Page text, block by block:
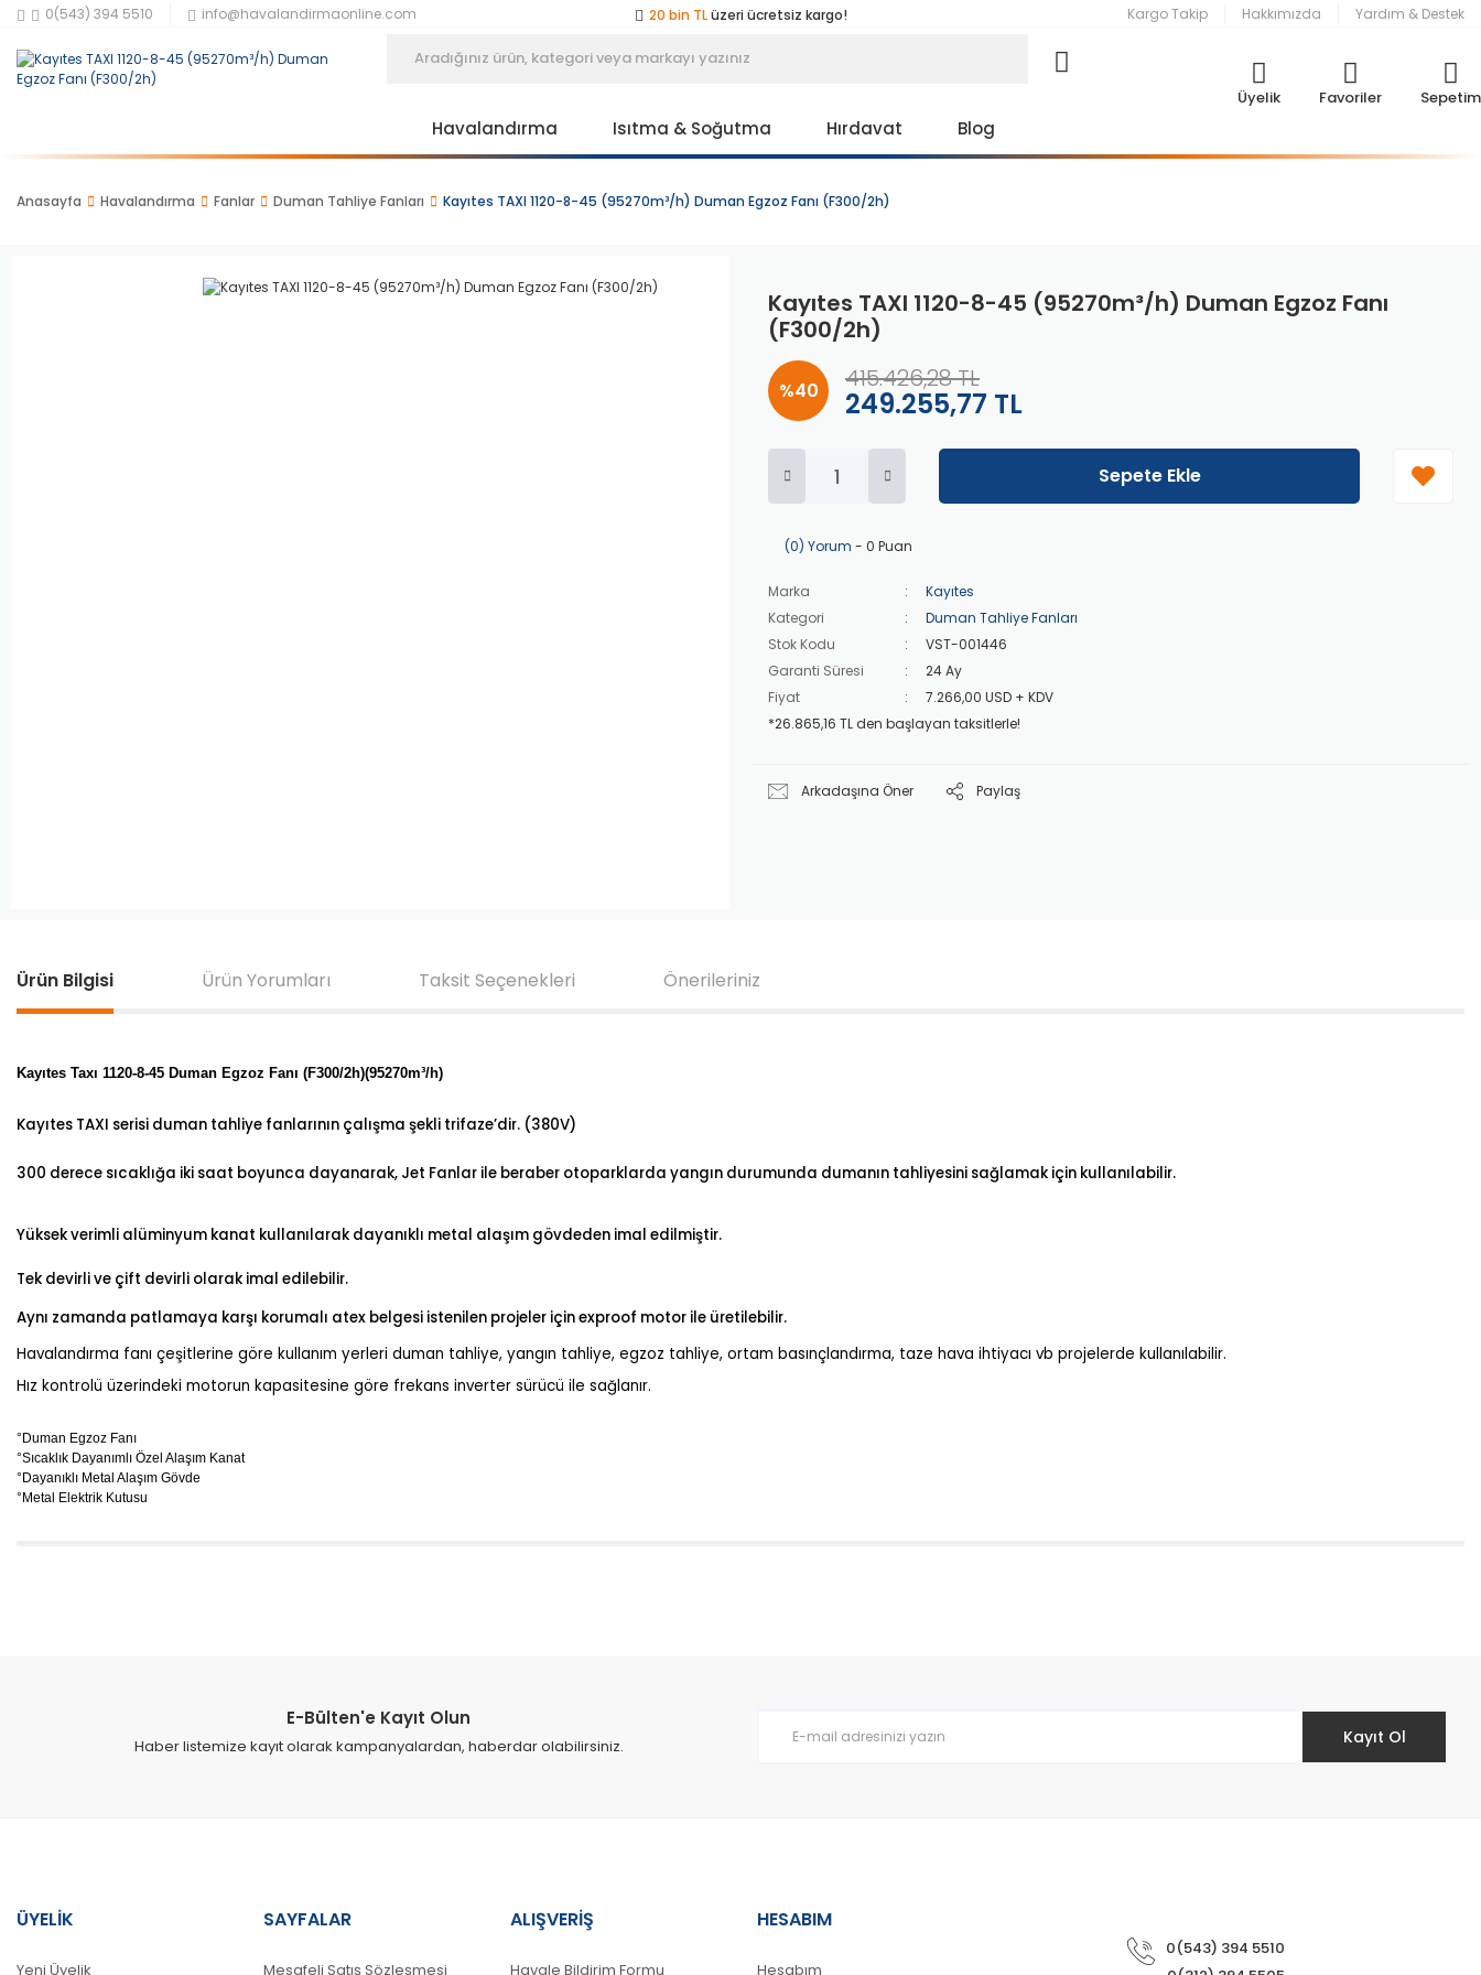
0(543) 394 5510 info@havalandirmaonline.com
20 bin TLüzeri ücretsiz kargo!
Peşin fiyatına3 taksit
20 bin TLüzeri ücretsiz kargo!
40 bin TLüzeri özel teklif!
Kargo Takip Hakkımızda Yardım & Destek
Üyelik Favoriler Sepetim
Havalandırma Isıtma & Soğutma Hırdavat Blog
Anasayfa Havalandırma Fanlar Duman Tahliye Fanları Kayıtes TAXI 1120-8-45 (95270m³/h) Duman Egzoz Fanı (F300/2h)
Kayıtes TAXI 1120-8-45 (95270m³/h) Duman Egzoz Fanı
(F300/2h)
%40 249.255,77 TL
415.426,28 TL
Sepete Ekle
(0) Yorum - 0 Puan
Marka
Kayıtes
Kategori
Duman Tahliye Fanları
Stok Kodu
VST-001446
Garanti Süresi
24 Ay
Fiyat
7.266,00 USD + KDV
*26.865,16 TL den başlayan taksitlerle!
Arkadaşına Öner Paylaş
Ürün Bilgisi Ürün Yorumları Taksit Seçenekleri Önerileriniz
Kayıtes Taxı 1120-8-45 Duman Egzoz Fanı (F300/2h)(95270m³/h)
Kayıtes TAXI serisi duman tahliye fanlarının çalışma şekli trifaze’dir. (380V)
300 derece sıcaklığa iki saat boyunca dayanarak, Jet Fanlar ile beraber otoparklarda yangın durumunda dumanın tahliyesini sağlamak için kullanılabilir.
Yüksek verimli alüminyum kanat kullanılarak dayanıklı metal alaşım gövdeden imal edilmiştir.
Tek devirli ve çift devirli olarak imal edilebilir.
Aynı zamanda patlamaya karşı korumalı atex belgesi istenilen projeler için exproof motor ile üretilebilir.
Havalandırma fanı çeşitlerine göre kullanım yerleri duman tahliye, yangın tahliye, egzoz tahliye, ortam basınçlandırma, taze hava ihtiyacı vb projelerde kullanılabilir.
Hız kontrolü üzerindeki motorun kapasitesine göre frekans inverter sürücü ile sağlanır.
°Duman Egzoz Fanı
°Sıcaklık Dayanımlı Özel Alaşım Kanat
°Dayanıklı Metal Alaşım Gövde
°Metal Elektrik Kutusu
Ürün fiyatı diğer sitelerden daha pahalı.
Gönder
E-Bülten'e Kayıt Olun
Haber listemize kayıt olarak kampanyalardan, haberdar olabilirsiniz. Kayıt Ol
ÜYELİK
Yeni Üyelik
SAYFALAR
Mesafeli Satış Sözleşmesi
ALIŞVERİŞ
Havale Bildirim Formu
HESABIM
Hesabım
0(543) 394 5510